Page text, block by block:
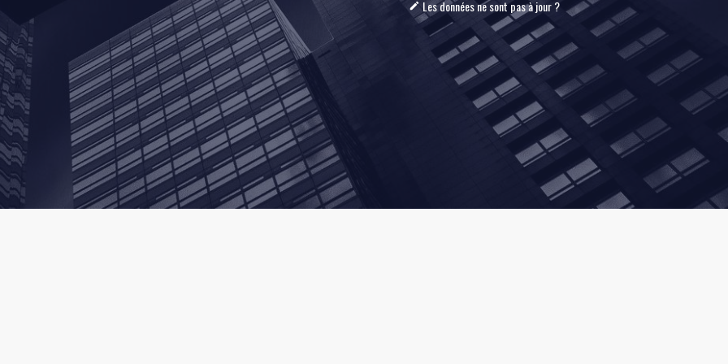
mode_edit Les données ne sont pas à jour ?